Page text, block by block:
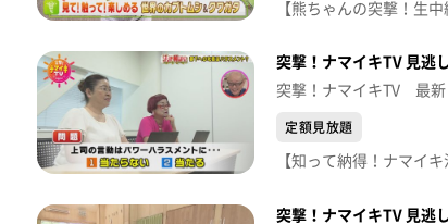
突撃！ナマイキTV 見逃
突撃！ナマイキTV 最新
定額見放題
突撃！ナマイキTV 見逃